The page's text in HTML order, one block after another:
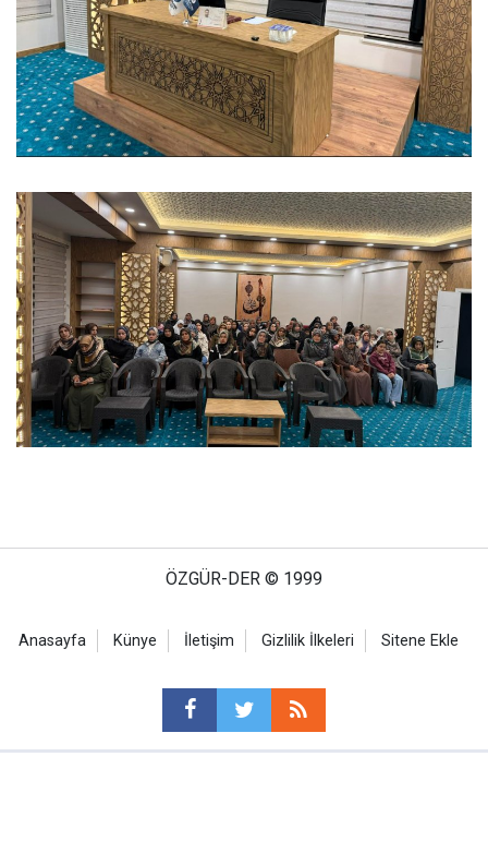
ÖZGÜR-DER © 1999
Anasayfa Künye İletişim Gizlilik İlkeleri Sitene Ekle